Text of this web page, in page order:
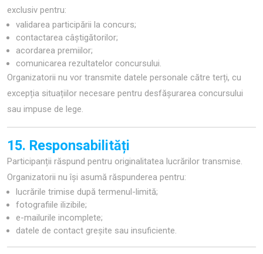
exclusiv pentru:
validarea participării la concurs;
contactarea câștigătorilor;
acordarea premiilor;
comunicarea rezultatelor concursului.
Organizatorii nu vor transmite datele personale către terți, cu
excepția situațiilor necesare pentru desfășurarea concursului
sau impuse de lege.
15. Responsabilități
Participanții răspund pentru originalitatea lucrărilor transmise.
Organizatorii nu își asumă răspunderea pentru:
lucrările trimise după termenul-limită;
fotografiile ilizibile;
e-mailurile incomplete;
datele de contact greșite sau insuficiente.